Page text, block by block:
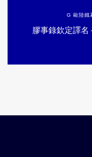
G 歐陸鐵
膠事錄欽定譯名